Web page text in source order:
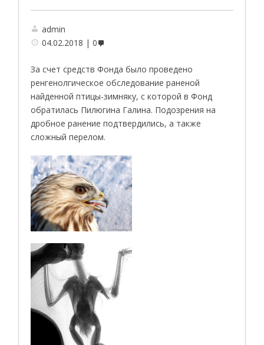
admin
04.02.2018
0
За счет средств Фонда было проведено
ренгенолгическое обследование раненой
найденной птицы-зимняку, с которой в Фонд
обратилась Пилюгина Галина. Подозрения на
дробное ранение подтвердились, а также
сложный перелом.